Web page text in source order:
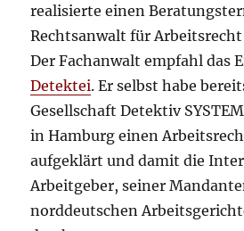
realisierte einen
Rechtsanwalt für
Der Fachanwalt empfahl das
Detektei. Er selbst habe
Gesellschaft Detektiv
in Hamburg einen
aufgeklärt und damit die
Arbeitgeber, seiner
norddeutschen